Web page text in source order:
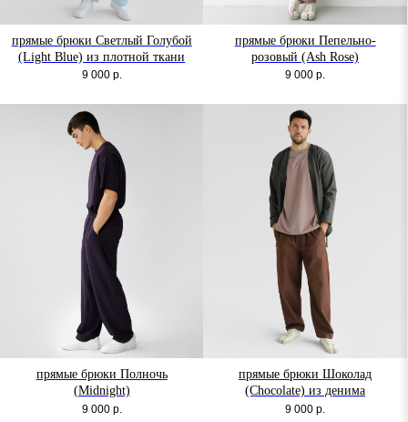
прямые брюки Светлый Голубой
(Light Blue) из плотной ткани
9 000 р.
прямые брюки Пепельно-
розовый (Ash Rose)
9 000 р.
прямые брюки Полночь
(Midnight)
9 000 р.
прямые брюки Шоколад
(Chocolate) из денима
9 000 р.